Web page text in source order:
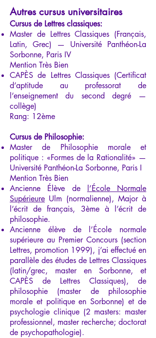
Autres cursus universitaires
Cursus de Lettres classiques:
Master de Lettres Classiques (Français,
Latin, Grec) — Université Panthéon-La
Sorbonne, Paris IV
Mention Très Bien
CAPÈS de Lettres Classiques (Certificat
d’aptitude au professorat de
l’enseignement du second degré —
collège)
Rang: 12ème
Cursus de Philosophie:
Master de Philosophie morale et
politique : «Formes de la Rationalité» —
Université Panthéon-La Sorbonne, Paris I
Mention Très Bien
Ancienne Élève de l’École Normale
Supérieure Ulm (normalienne), Major à
l’écrit de français, 3ème à l’écrit de
philosophie.
Ancienne élève de l’École normale
supérieure au Premier Concours (section
Lettres, promotion 1999), j’ai effectué en
parallèle des études de Lettres Classiques
(latin/grec, master en Sorbonne, et
CAPÈS de Lettres Classiques), de
philosophie (master de philosophie
morale et politique en Sorbonne) et de
psychologie clinique (2 masters: master
professionnel, master recherche; doctorat
de psychopathologie).